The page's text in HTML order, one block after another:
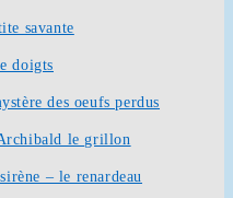
savante
doigts
des oeufs perdus
le grillon
– le renardeau